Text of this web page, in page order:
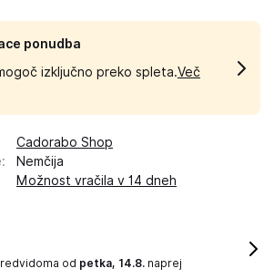
ponudba
izključno preko spleta.Več
Cadorabo Shop
:
Nemčija
Možnost vračila v 14 dneh
od petka, 14.8. naprej